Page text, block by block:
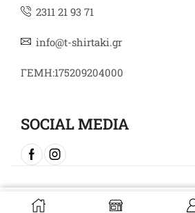
2311 21 93 71
info@t-shirtaki.gr
ΓΕΜΗ:175209204000
SOCIAL MEDIA